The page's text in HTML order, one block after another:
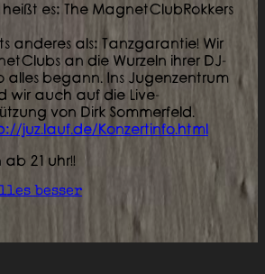
es: The MagnetClubRokkers
anderes als: Tanzgarantie! Wir
an die Wurzeln ihrer DJ-
alles begann. Ins Jugenzentrum
wir auch auf die Live-
von Dirk Sommerfeld.
juz.lauf.de/Konzertinfo.html
21 uhr!!
besser